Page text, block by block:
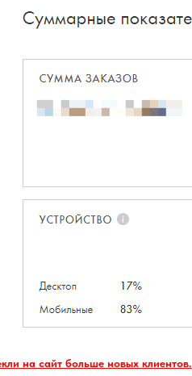
на сайт больше новых клиентов.